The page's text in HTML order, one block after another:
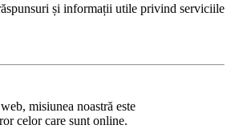
și informații utile privind serviciile
misiunea noastră este
celor care sunt online.